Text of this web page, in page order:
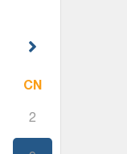
CN
2